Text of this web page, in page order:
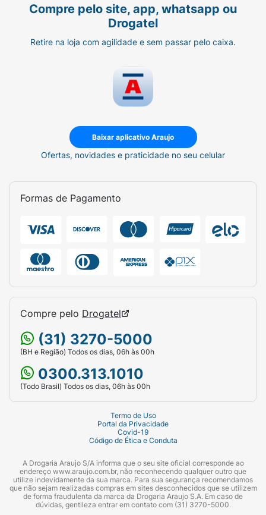
Compre pelo site, app, whatsapp ou
Drogatel
Retire na loja com agilidade e sem passar pelo caixa.
Baixar aplicativo Araujo
Ofertas, novidades e praticidade no seu celular
Formas de Pagamento
Compre pelo Drogatel
(31) 3270-5000
(BH e Região) Todos os dias, 06h às 00h
0300.313.1010
(Todo Brasil) Todos os dias, 06h às 00h
Termo de Uso
Portal da Privacidade
Covid-19
Código de Ética e Conduta
A Drogaria Araujo S/A informa que o seu site oficial corresponde ao
endereço www.araujo.com.br, não reconhecendo qualquer outro que
utilize indevidamente da sua marca. Para sua segurança recomendamos
que não sejam realizadas compras em sites desconhecidos que se utilizem
de forma fraudulenta da marca da Drogaria Araujo S.A. Em caso de
dúvidas, gentileza entrar em contato com (31) 3270-5000.